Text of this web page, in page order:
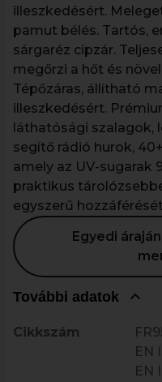
illeszkedésért.
pamut bélés. Tartós,
sárgaréz cipzár.
megőrzi a hőt és
Tépőzáras, állítható
illeszkedésért.
láthatósági szalagok,
segítő rádió hurok,
amely az UV-sugarak
praktikus
egyszerű
Egyedi
További adatok
Cikkszám
EN
EN